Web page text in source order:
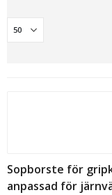
Sopborste för
anpassad för